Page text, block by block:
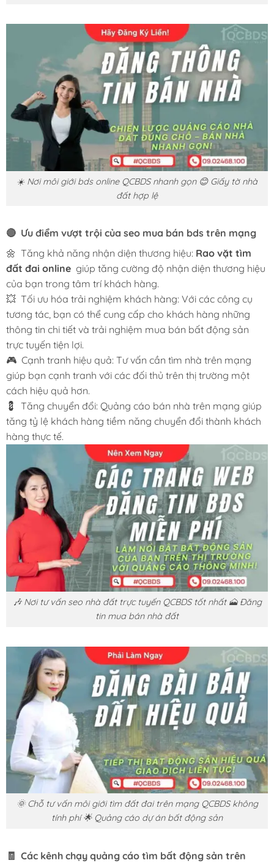
☀️ Nơi môi giới bds online QCBDS nhanh gọn 😊 Giấy tờ nhà
đất hợp lệ
🔴 Ưu điểm vượt trội của seo mua bán bds trên mạng
🌼 Tăng khả năng nhận diện thương hiệu: Rao vặt tìm
đất đai online giúp tăng cường độ nhận diện thương hiệu
của bạn trong tâm trí khách hàng.
💥 Tối ưu hóa trải nghiệm khách hàng: Với các công cụ
tương tác, bạn có thể cung cấp cho khách hàng những
thông tin chi tiết và trải nghiệm mua bán bất động sản
trực tuyến tiện lợi.
🎮 Cạnh tranh hiệu quả: Tư vấn cần tìm nhà trên mạng
giúp bạn cạnh tranh với các đối thủ trên thị trường một
cách hiệu quả hơn.
💈 Tăng chuyển đổi: Quảng cáo bán nhà trên mạng giúp
tăng tỷ lệ khách hàng tiềm năng chuyển đổi thành khách
hàng thực tế.
🎶 Nơi tư vấn seo nhà đất trực tuyến QCBDS tốt nhất 🗻 Đăng
tin mua bán nhà đất
🌞 Chỗ tư vấn môi giới tìm đất đai trên mạng QCBDS không
tính phí 🌟 Quảng cáo dự án bất động sản
🧾 Các kênh chạy quảng cáo tìm bất động sản trên